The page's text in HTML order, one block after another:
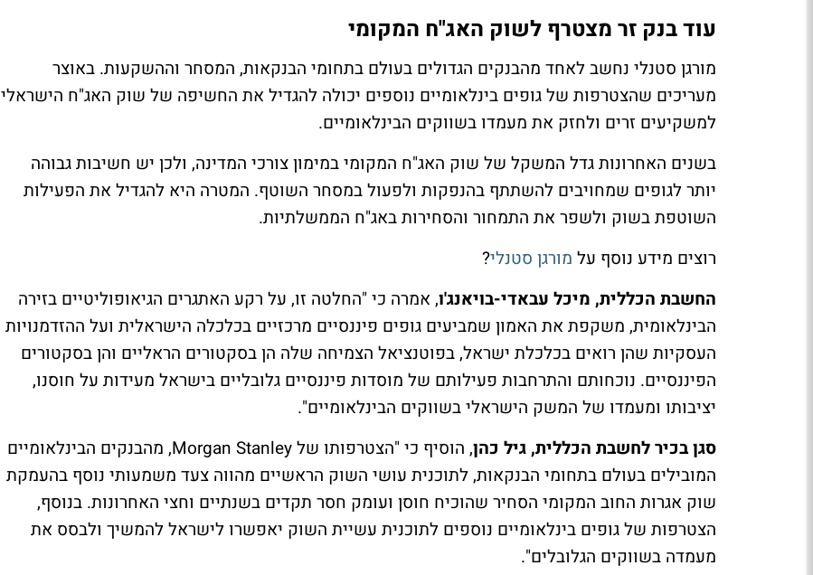
עוד בנק זר מצטרף לשוק האג"ח המקומי
מורגן סטנלי נחשב לאחד מהבנקים הגדולים בעולם בתחומי הבנקאות, המסחר וההשקעות. באוצר
מעריכים שהצטרפות של גופים בינלאומיים נוספים יכולה להגדיל את החשיפה של שוק האג"ח הישראלי
למשקיעים זרים ולחזק את מעמדו בשווקים הבינלאומיים.
בשנים האחרונות גדל המשקל של שוק האג"ח המקומי במימון צורכי המדינה, ולכן יש חשיבות גבוהה
יותר לגופים שמחויבים להשתתף בהנפקות ולפעול במסחר השוטף. המטרה היא להגדיל את הפעילות
השוטפת בשוק ולשפר את התמחור והסחירות באג"ח הממשלתיות.
רוצים מידע נוסף על מורגן סטנלי?
החשבת הכללית, מיכל עבאדי-בויאנג'ו, אמרה כי "החלטה זו, על רקע האתגרים הגיאופוליטיים בזירה
הבינלאומית, משקפת את האמון שמביעים גופים פיננסיים מרכזיים בכלכלה הישראלית ועל ההזדמנויות
העסקיות שהן רואים בכלכלת ישראל, בפוטנציאל הצמיחה שלה הן בסקטורים הראליים והן בסקטורים
הפיננסיים. נוכחותם והתרחבות פעילותם של מוסדות פיננסיים גלובליים בישראל מעידות על חוסנו,
יציבותו ומעמדו של המשק הישראלי בשווקים הבינלאומיים".
סגן בכיר לחשבת הכללית, גיל כהן
, הוסיף כי "הצטרפותו של Morgan Stanley, מהבנקים הבינלאומיים
המובילים בעולם בתחומי הבנקאות, לתוכנית עושי השוק הראשיים מהווה צעד משמעותי נוסף בהעמקת
שוק אגרות החוב המקומי הסחיר שהוכיח חוסן ועומק חסר תקדים בשנתיים וחצי האחרונות. בנוסף,
הצטרפות של גופים בינלאומיים נוספים לתוכנית עשיית השוק יאפשרו לישראל להמשיך ולבסס את
מעמדה בשווקים הגלובלים".